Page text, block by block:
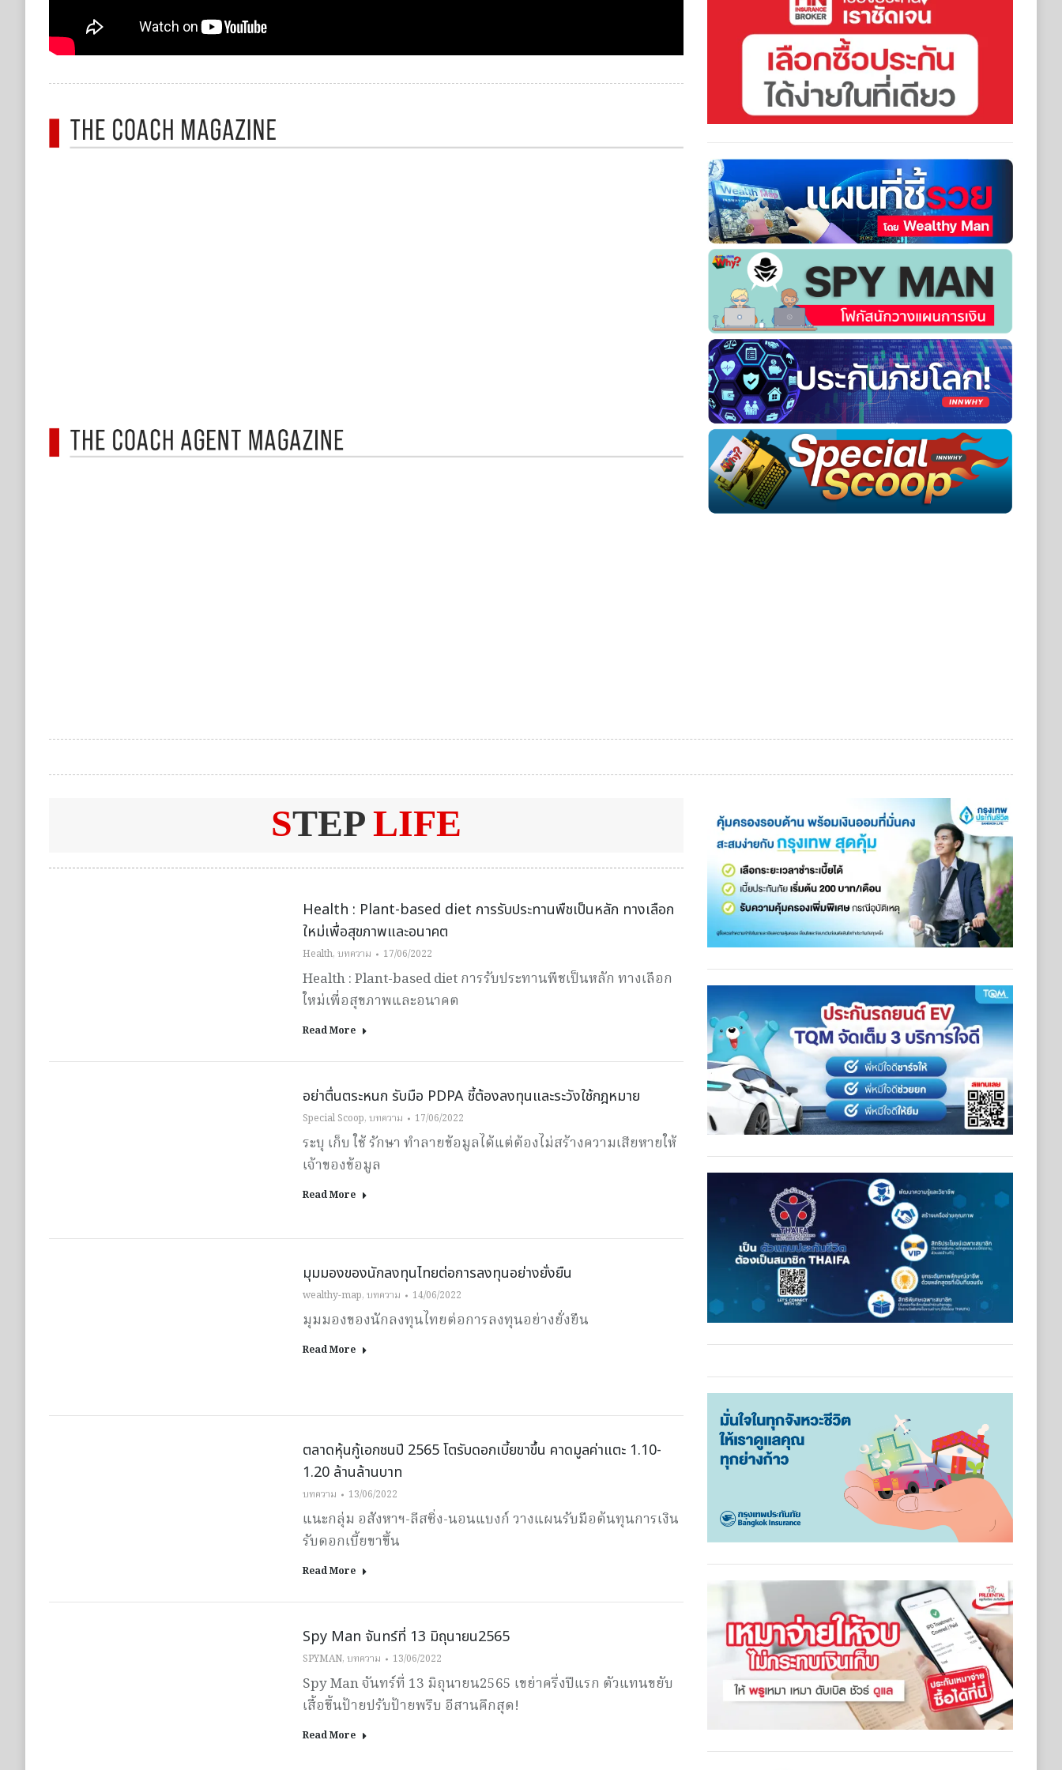
STEP LIFE
Health : Plant-based diet การรับประทานพืชเป็นหลัก ทางเลือก
ใหม่เพื่อสุขภาพและอนาคต
Health,บทความ 17/06/2022
Health : Plant-based diet การรับประทานพืชเป็นหลัก ทางเลือก
ใหม่เพื่อสุขภาพและอนาคต
Read More
อย่าตื่นตระหนก รับมือ PDPA ชี้ต้องลงทุนและระวังใช้กฎหมาย
Special Scoop,บทความ 17/06/2022
ระบุ เก็บ ใช้ รักษา ทำลายข้อมูลได้แต่ต้องไม่สร้างความเสียหายให้
เจ้าของข้อมูล
Read More
มุมมองของนักลงทุนไทยต่อการลงทุนอย่างยั่งยืน
wealthy-map,บทความ 14/06/2022
มุมมองของนักลงทุนไทยต่อการลงทุนอย่างยั่งยืน
Read More
ตลาดหุ้นกู้เอกชนปี 2565 โตรับดอกเบี้ยขาขึ้น คาดมูลค่าแตะ 1.10-
1.20 ล้านล้านบาท
บทความ 13/06/2022
แนะกลุ่ม อสังหาฯ-ลีสซิ่ง-นอนแบงก์ วางแผนรับมือต้นทุนการเงิน
รับดอกเบี้ยขาขึ้น
Read More
Spy Man จันทร์ที่ 13 มิถุนายน2565
SPYMAN,บทความ 13/06/2022
Spy Man จันทร์ที่ 13 มิถุนายน2565 เขย่าครึ่งปีแรก ตัวแทนขยับ
เสื้อขึ้นป้ายปรับป้ายพรึบ อีสานคึกสุด!
Read More